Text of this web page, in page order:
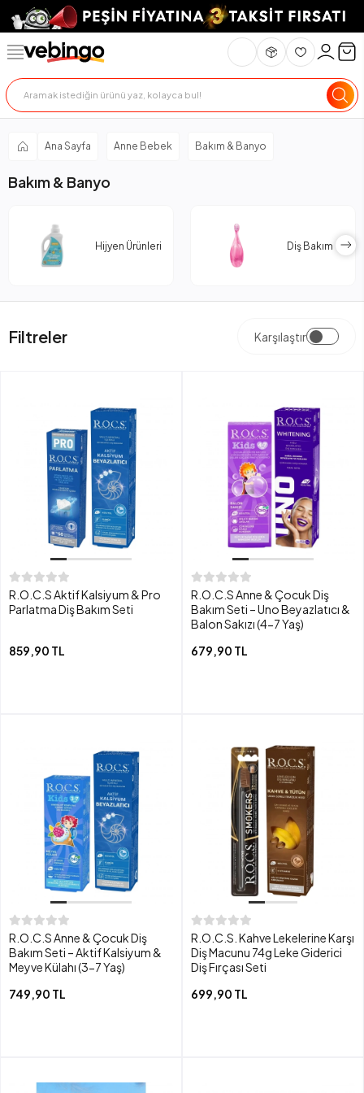
Ana Sayfa Anne Bebek Bakım & Banyo
Bakım & Banyo
Hijyen Ürünleri Diş Bakım
Filtreler Karşılaştır
R.O.C.S Aktif Kalsiyum & Pro
Parlatma Diş Bakım Seti
859,90 TL
R.O.C.S Anne & Çocuk Diş
Bakım Seti – Uno Beyazlatıcı &
Balon Sakızı (4-7 Yaş)
679,90 TL
R.O.C.S Anne & Çocuk Diş
Bakım Seti – Aktif Kalsiyum &
Meyve Külahı (3-7 Yaş)
749,90 TL
R.O.C.S. Kahve Lekelerine Karşı
Diş Macunu 74g Leke Giderici
Diş Fırçası Seti
699,90 TL